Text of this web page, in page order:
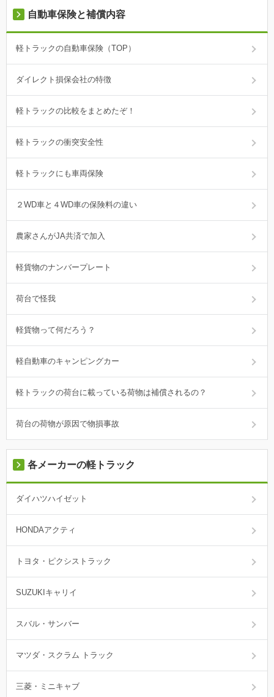
自動車保険と補償内容
軽トラックの自動車保険（TOP）
ダイレクト損保会社の特徴
軽トラックの比較をまとめたぞ！
軽トラックの衝突安全性
軽トラックにも車両保険
２WD車と４WD車の保険料の違い
農家さんがJA共済で加入
軽貨物のナンバープレート
荷台で怪我
軽貨物って何だろう？
軽自動車のキャンピングカー
軽トラックの荷台に載っている荷物は補償されるの？
荷台の荷物が原因で物損事故
各メーカーの軽トラック
ダイハツハイゼット
HONDAアクティ
トヨタ・ピクシストラック
SUZUKIキャリイ
スバル・サンバー
マツダ・スクラム トラック
三菱・ミニキャブ